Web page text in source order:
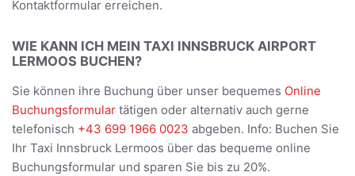
Kontaktformular erreichen.
WIE KANN ICH MEIN TAXI INNSBRUCK AIRPORT
LERMOOS BUCHEN?
Sie können ihre Buchung über unser bequemes Online
Buchungsformular tätigen oder alternativ auch gerne
telefonisch +43 699 1966 0023 abgeben. Info: Buchen Sie
Ihr Taxi Innsbruck Lermoos über das bequeme online
Buchungsformular und sparen Sie bis zu 20%.